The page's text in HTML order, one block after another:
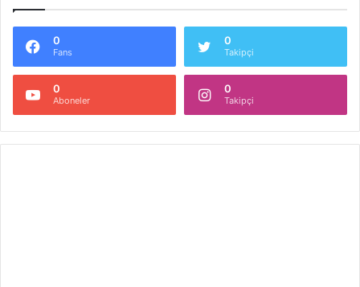
0
Fans
0
Takipçi
0
Aboneler
0
Takipçi